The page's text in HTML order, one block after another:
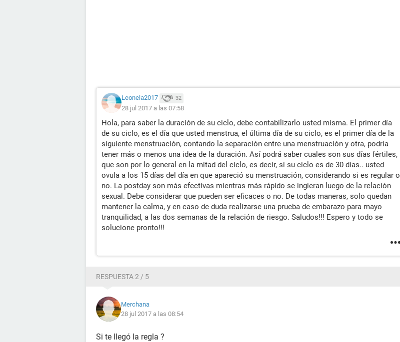
Leonela2017 32
28 jul 2017 a las 07:58
Hola, para saber la duración de su ciclo, debe contabilizarlo usted misma. El primer día
de su ciclo, es el día que usted menstrua, el última día de su ciclo, es el primer día de la
siguiente menstruación, contando la separación entre una menstruación y otra, podría
tener más o menos una idea de la duración. Así podrá saber cuales son sus días fértiles,
que son por lo general en la mitad del ciclo, es decir, si su ciclo es de 30 días.. usted
ovula a los 15 días del día en que apareció su menstruación, considerando si es regular o
no. La postday son más efectivas mientras más rápido se ingieran luego de la relación
sexual. Debe considerar que pueden ser eficaces o no. De todas maneras, solo quedan
mantener la calma, y en caso de duda realizarse una prueba de embarazo para mayo
tranquilidad, a las dos semanas de la relación de riesgo. Saludos!!! Espero y todo se
solucione pronto!!!
RESPUESTA 2 / 5
Merchana
28 jul 2017 a las 08:54
Si te llegó la regla ?